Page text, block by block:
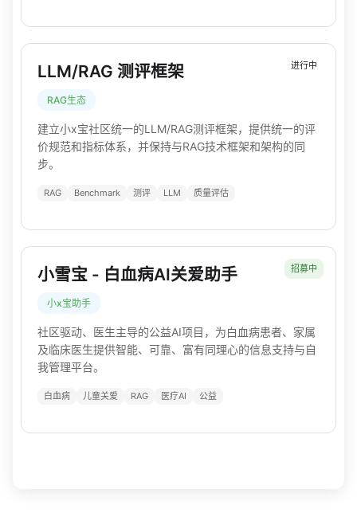
进行中
LLM/RAG 测评框架
RAG生态
建立小x宝社区统一的LLM/RAG测评框架，提供统一的评
价规范和指标体系，并保持与RAG技术框架和架构的同
步。
RAG Benchmark 测评 LLM 质量评估
招募中
小雪宝 - 白血病AI关爱助手
小x宝助手
社区驱动、医生主导的公益AI项目，为白血病患者、家属
及临床医生提供智能、可靠、富有同理心的信息支持与自
我管理平台。
白血病 儿童关爱 RAG 医疗AI 公益